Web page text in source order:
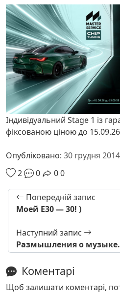
Індивідуальний Stage 1 із
фіксованою ціною до 15.09.26
Опубліковано: 30 грудня
2
0 00
Попередній запис
Моей Е30 — 30! )
Наступний запис
Размышления о
Коментарі
Щоб залишати коментарі,